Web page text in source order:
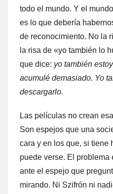
todo el mundo. Y el
es lo que debería
de reconocimiento. No la
la risa de «yo también lo
que dice: yo también
acumulé demasiado. Yo
descargarlo.
Las películas no crean
Son espejos que una
cara y en los que, si tiene
puede verse. El problema
ante el espejo que
mirando. Ni Szifrón ni